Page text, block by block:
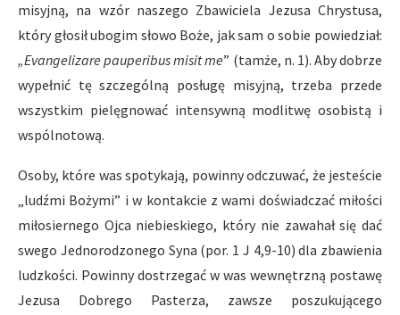
misyjną, na wzór naszego Zbawiciela Jezusa Chrystusa,
który głosił ubogim słowo Boże, jak sam o sobie powiedział:
„Evangelizare pauperibus misit me” (tamże, n. 1). Aby dobrze
wypełnić tę szczególną posługę misyjną, trzeba przede
wszystkim pielęgnować intensywną modlitwę osobistą i
wspólnotową.
Osoby, które was spotykają, powinny odczuwać, że jesteście
„ludźmi Bożymi” i w kontakcie z wami doświadczać miłości
miłosiernego Ojca niebieskiego, który nie zawahał się dać
swego Jednorodzonego Syna (por. 1 J 4,9-10) dla zbawienia
ludzkości. Powinny dostrzegać w was wewnętrzną postawę
Jezusa Dobrego Pasterza, zawsze poszukującego